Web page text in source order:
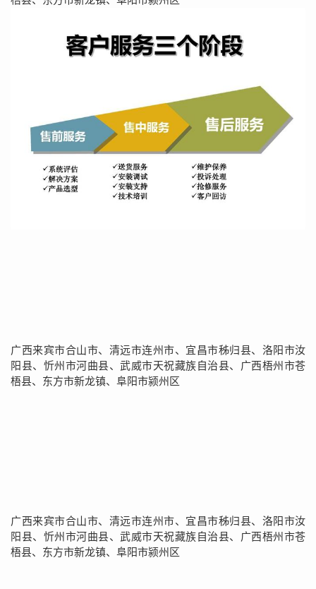
广西来宾市合山市、清远市连州市、宜昌市秭归县、洛阳市汝
阳县、忻州市河曲县、武威市天祝藏族自治县、广西梧州市苍
梧县、东方市新龙镇、阜阳市颍州区
广西来宾市合山市、清远市连州市、宜昌市秭归县、洛阳市汝
阳县、忻州市河曲县、武威市天祝藏族自治县、广西梧州市苍
梧县、东方市新龙镇、阜阳市颍州区